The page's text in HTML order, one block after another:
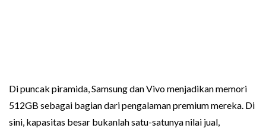
Di puncak piramida, Samsung dan Vivo menjadikan memori
512GB sebagai bagian dari pengalaman premium mereka. Di
sini, kapasitas besar bukanlah satu-satunya nilai jual,